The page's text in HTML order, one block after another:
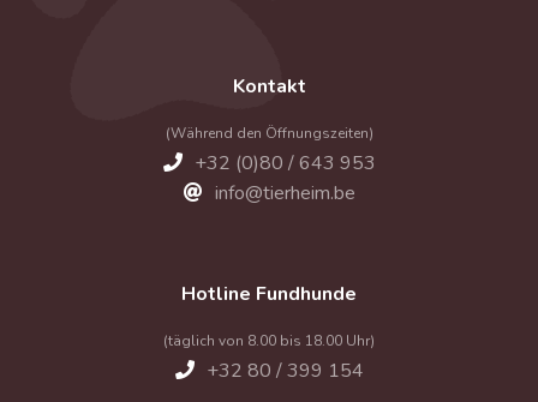
Kontakt
(Während den Öffnungszeiten)
+32 (0)80 / 643 953
info@tierheim.be
Hotline Fundhunde
(täglich von 8.00 bis 18.00 Uhr)
+32 80 / 399 154